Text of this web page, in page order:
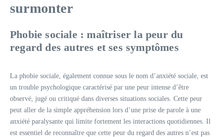
surmonter
Phobie sociale : maîtriser la peur du
regard des autres et ses symptômes
La phobie sociale, également connue sous le nom d’anxiété sociale, est
un trouble psychologique caractérisé par une peur intense d’être
observé, jugé ou critiqué dans diverses situations sociales. Cette peur
peut aller de la simple appréhension lors d’une prise de parole à une
anxiété paralysante qui limite fortement les interactions quotidiennes. Il
est essentiel de reconnaître que cette peur du regard des autres n’est pas